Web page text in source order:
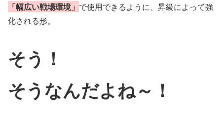
「幅広い戦場環境」 で使用できるように、昇級によって強
化される形。
そう！
そうなんだよね～！